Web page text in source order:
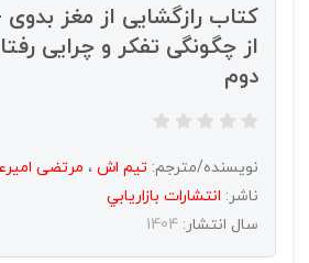
کتاب رازگشایی از مغز بدوی
از چگونگی تفکر و چرایی
دوم
نویسنده/مترجم: تیم اش ، مرتضی
ناشر: انتشارات بازاريابي
سال انتشار: 1404